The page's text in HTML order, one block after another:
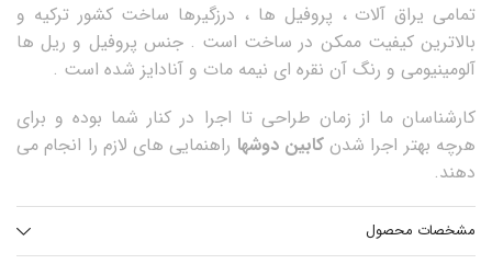
تمامی یراق آلات ، پروفیل ها ، درزگیرها ساخت کشور ترکیه و
بالاترین کیفیت ممکن در ساخت است . جنس پروفیل و ریل ها
آلومینیومی و رنگ آن نقره ای نیمه مات و آنادایز شده است .
کارشناسان ما از زمان طراحی تا اجرا در کنار شما بوده و برای
هرچه بهتر اجرا شدنکابین دوشها راهنمایی های لازم را انجام می
دهند.
مشخصات محصول